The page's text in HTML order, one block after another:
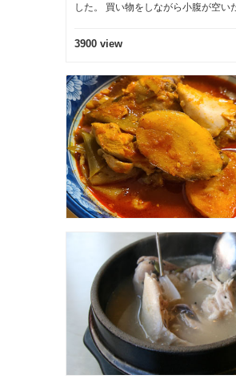
にナムル（大豆モヤ
2024-10-27
け込んだ韓国伝統料理